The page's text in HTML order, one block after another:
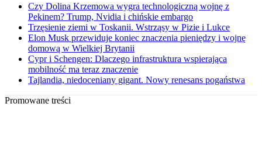
Czy Dolina Krzemowa wygra technologiczną wojnę z
Pekinem? Trump, Nvidia i chińskie embargo
Trzęsienie ziemi w Toskanii. Wstrząsy w Pizie i Lukce
Elon Musk przewiduje koniec znaczenia pieniędzy i wojnę
domową w Wielkiej Brytanii
Cypr i Schengen: Dlaczego infrastruktura wspierająca
mobilność ma teraz znaczenie
Tajlandia, niedoceniany gigant. Nowy renesans pogaństwa
Promowane treści